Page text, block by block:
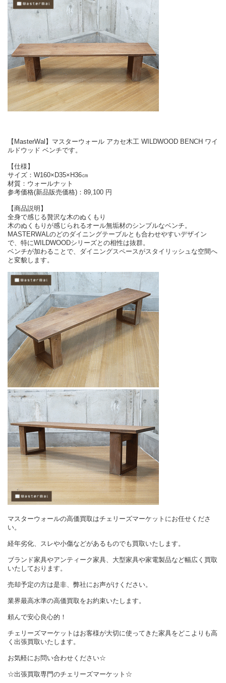
【MasterWal】マスターウォール アカセ木工 WILDWOOD BENCH ワイ
ルドウッド ベンチです。
【仕様】
サイズ：W160×D35×H36㎝
材質：ウォールナット
参考価格(新品販売価格)：89,100 円
【商品説明】
全身で感じる贅沢な木のぬくもり
木のぬくもりが感じられるオール無垢材のシンプルなベンチ。
MASTERWALのどのダイニングテーブルとも合わせやすいデザイン
で、特にWILDWOODシリーズとの相性は抜群。
ベンチが加わることで、ダイニングスペースがスタイリッシュな空間へ
と変貌します。
マスターウォールの高価買取はチェリーズマーケットにお任せくださ
い。
経年劣化、スレや小傷などがあるものでも買取いたします。
ブランド家具やアンティーク家具、大型家具や家電製品など幅広く買取
いたしております。
売却予定の方は是非、弊社にお声がけください。
業界最高水準の高価買取をお約束いたします。
頼んで安心良心的！
チェリーズマーケットはお客様が大切に使ってきた家具をどこよりも高
く出張買取いたします。
お気軽にお問い合わせください☆
☆出張買取専門のチェリーズマーケット☆